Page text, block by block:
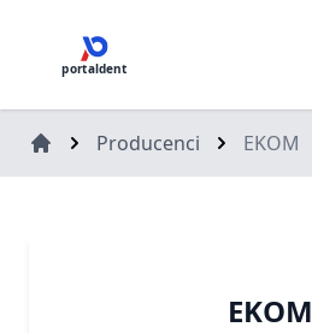
portaldent
Producenci EKOM
EKOM